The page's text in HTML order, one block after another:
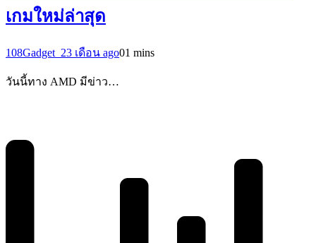
เกมใหม่ล่าสุด
108Gadget_23 เดือน ago01 mins
วันนี้ทาง AMD มีข่าว…